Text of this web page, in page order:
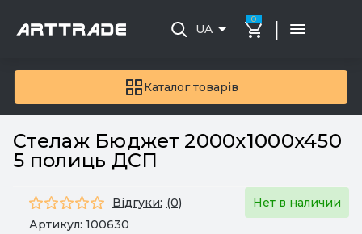
Каталог товарів
UA
0 |
Стелаж Бюджет 2000x1000x450
5 полиць ДСП
Відгуки: (0)
Нет в наличии
Артикул: 100630